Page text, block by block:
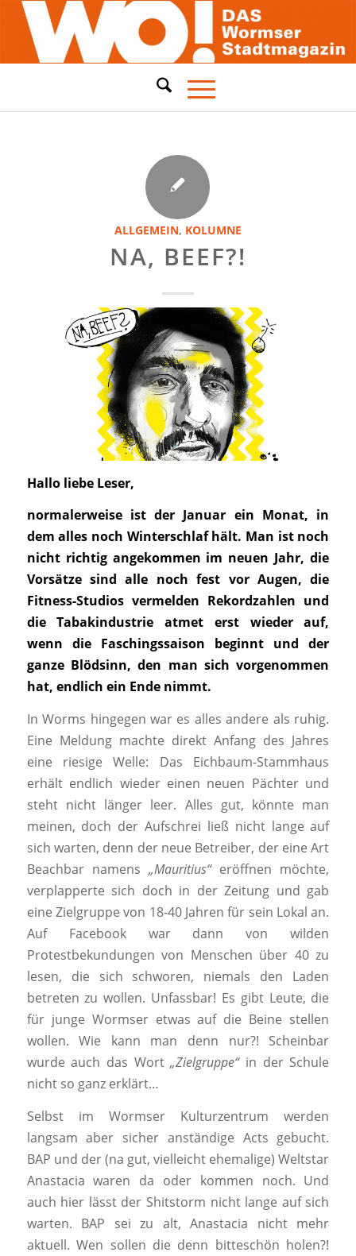
ALLGEMEIN, KOLUMNE
NA, BEEF?!
Hallo liebe Leser,
normalerweise ist der Januar ein Monat, in
dem alles noch Winterschlaf hält. Man ist noch
nicht richtig angekommen im neuen Jahr, die
Vorsätze sind alle noch fest vor Augen, die
Fitness-Studios vermelden Rekordzahlen und
die Tabakindustrie atmet erst wieder auf,
wenn die Faschingssaison beginnt und der
ganze Blödsinn, den man sich vorgenommen
hat, endlich ein Ende nimmt.
In Worms hingegen war es alles andere als ruhig.
Eine Meldung machte direkt Anfang des Jahres
eine riesige Welle: Das Eichbaum-Stammhaus
erhält endlich wieder einen neuen Pächter und
steht nicht länger leer. Alles gut, könnte man
meinen, doch der Aufschrei ließ nicht lange auf
sich warten, denn der neue Betreiber, der eine Art
Beachbar namens „Mauritius“eröffnen möchte,
verplapperte sich doch in der Zeitung und gab
eine Zielgruppe von 18-40 Jahren für sein Lokal an.
Auf Facebook war dann von wilden
Protestbekundungen von Menschen über 40 zu
lesen, die sich schworen, niemals den Laden
betreten zu wollen. Unfassbar! Es gibt Leute, die
für junge Wormser etwas auf die Beine stellen
wollen. Wie kann man denn nur?! Scheinbar
wurde auch das Wort„Zielgruppe“in der Schule
nicht so ganz erklärt…
Selbst im Wormser Kulturzentrum werden
langsam aber sicher anständige Acts gebucht.
BAP und der (na gut, vielleicht ehemalige) Weltstar
Anastacia waren da oder kommen noch. Und
auch hier lässt der Shitstorm nicht lange auf sich
warten. BAP sei zu alt, Anastacia nicht mehr
aktuell. Wen sollen die denn bitteschön holen?!